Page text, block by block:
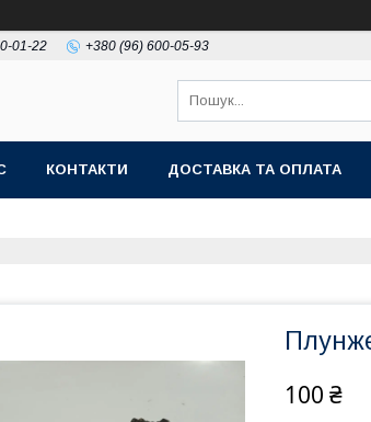
01-22 +380 (96) 600-05-93
КОНТАКТИ ДОСТАВКА ТА ОПЛАТА
100 ₴